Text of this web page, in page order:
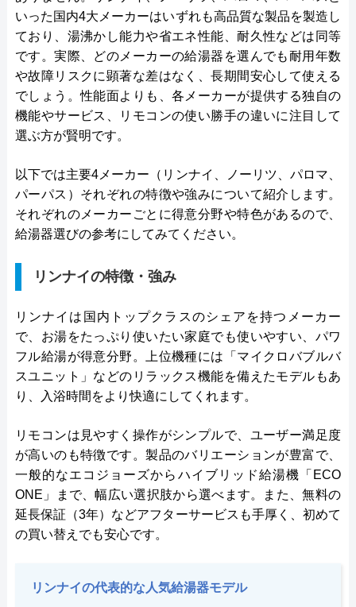
いった国内4大メーカーはいずれも高品質な製品を製造し
ており、湯沸かし能力や省エネ性能、耐久性などは同等
です。実際、どのメーカーの給湯器を選んでも耐用年数
や故障リスクに顕著な差はなく、長期間安心して使える
でしょう。性能面よりも、各メーカーが提供する独自の
機能やサービス、リモコンの使い勝手の違いに注目して
選ぶ方が賢明です。
以下では主要4メーカー（リンナイ、ノーリツ、パロマ、
パーパス）それぞれの特徴や強みについて紹介します。
それぞれのメーカーごとに得意分野や特色があるので、
給湯器選びの参考にしてみてください。
リンナイの特徴・強み
リンナイは国内トップクラスのシェアを持つメーカー
で、お湯をたっぷり使いたい家庭でも使いやすい、パワ
フル給湯が得意分野。上位機種には「マイクロバブルバ
スユニット」などのリラックス機能を備えたモデルもあ
り、入浴時間をより快適にしてくれます。
リモコンは見やすく操作がシンプルで、ユーザー満足度
が高いのも特徴です。製品のバリエーションが豊富で、
一般的なエコジョーズからハイブリッド給湯機「ECO
ONE」まで、幅広い選択肢から選べます。また、無料の
延長保証（3年）などアフターサービスも手厚く、初めて
の買い替えでも安心です。
リンナイの代表的な人気給湯器モデル